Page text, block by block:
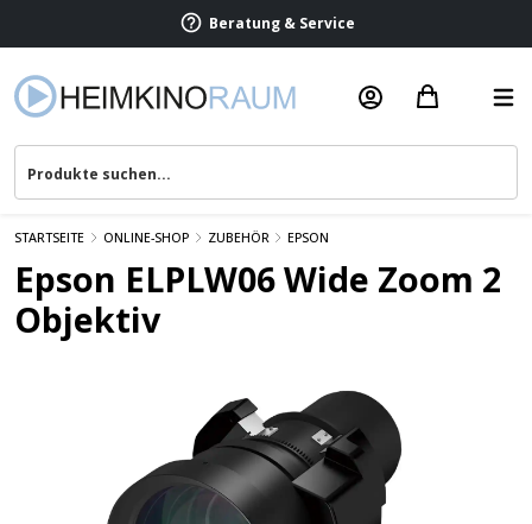
Beratung & Service
STARTSEITE ONLINE-SHOP ZUBEHÖR EPSON
Epson ELPLW06 Wide Zoom 2
Objektiv